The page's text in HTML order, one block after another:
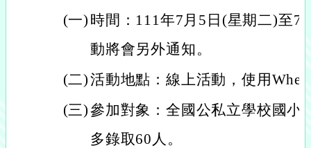
(一) 時間：111年7月5日(星期二)至7
動將會另外通知。
(二)活動地點：線上活動，使用
(三)參加對象：全國公私立學校國小
多錄取60人。